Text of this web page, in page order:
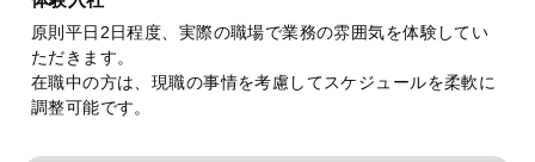
原則平日2日程度、実際の職場で業務の雰囲気を体験してい
ただきます。
在職中の方は、現職の事情を考慮してスケジュールを柔軟に
調整可能です。